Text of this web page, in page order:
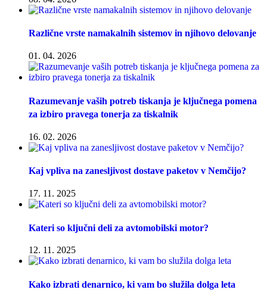
Različne vrste namakalnih sistemov in njihovo delovanje
01. 04. 2026
Razumevanje vaših potreb tiskanja je ključnega pomena
za izbiro pravega tonerja za tiskalnik
16. 02. 2026
Kaj vpliva na zanesljivost dostave paketov v Nemčijo?
17. 11. 2025
Kateri so ključni deli za avtomobilski motor?
12. 11. 2025
Kako izbrati denarnico, ki vam bo služila dolga leta